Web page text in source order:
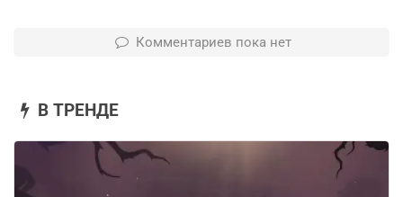
Комментариев пока нет
В ТРЕНДЕ